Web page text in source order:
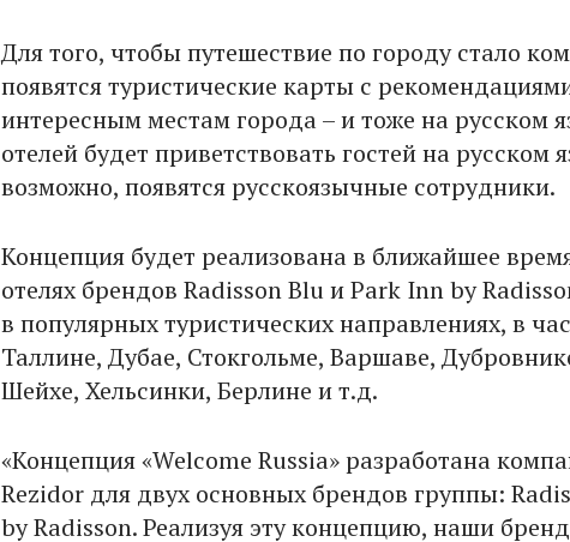
Для того, чтобы путешествие по городу стало
появятся туристические карты с
интересным местам города – и тоже на русском
отелей будет приветствовать гостей на русском
возможно, появятся русскоязычные сотрудники.
Концепция будет реализована в ближайшее
отелях брендов Radisson Blu и Park Inn by
в популярных туристических направлениях, в
Таллине, Дубае, Стокгольме, Варшаве,
Шейхе, Хельсинки, Берлине и т.д.
«Концепция «Welcome Russia» разработана
Rezidor для двух основных брендов группы:
by Radisson. Реализуя эту концепцию, наши